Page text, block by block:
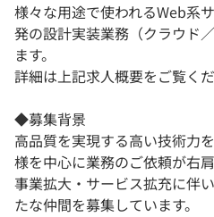
様々な⽤途で使われるWeb系
発の設計実装業務（クラウド
ます。
詳細は上記求人概要をご覧くだ
◆募集背景
⾼品質を実現する高い技術⼒
様を中⼼に業務のご依頼が右
事業拡大・サービス拡充に伴
たな仲間を募集しています。